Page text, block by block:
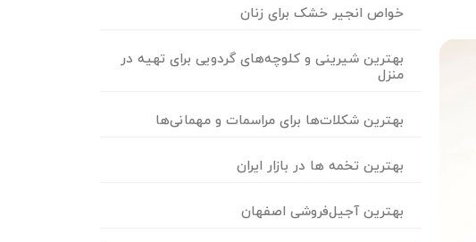
خواص انجیر خشک برای زنان
بهترین شیرینی و کلوچه‌های گردویی برای تهیه در
منزل
بهترین شکلات‌ها برای مراسمات و مهمانی‌ها
بهترین تخمه ها در بازار ایران
بهترین آجیل‌فروشی اصفهان